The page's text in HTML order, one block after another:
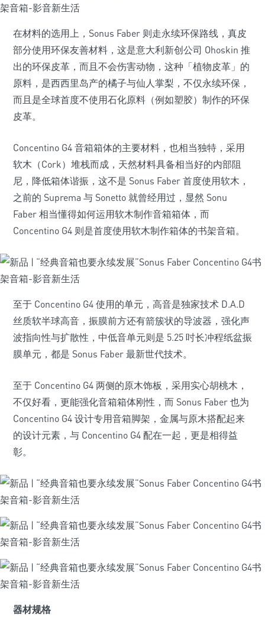
在材料的选用上，Sonus Faber 则走永续环保路线，真皮
部分使用环保友善材料，这是意大利新创公司 Ohoskin 推
出的环保皮革，而且不会伤害动物，这种「植物皮革」的
原料，是西西里岛产的橘子与仙人掌梨，不仅永续环保，
而且是全球首度不使用石化原料（例如塑胶）制作的环保
皮革。
Concentino G4 音箱箱体的主要材料，也相当独特，采用
软木（Cork）堆栈而成，天然材料具备相当好的内部阻
尼，降低箱体谐振，这不是 Sonus Faber 首度使用软木，
之前的 Suprema 与 Sonetto 就曾经用过，显然 Sonu
Faber 相当懂得如何运用软木制作音箱箱体，而
Concentino G4 则是首度使用软木制作箱体的书架音箱。
至于 Concentino G4 使用的单元，高音是独家技术 D.A.D
丝质软半球高音，振膜前方还有箭簇状的导波器，强化声
波指向性与扩散性，中低音单元则是 5.25 吋长冲程纸盆振
膜单元，都是 Sonus Faber 最新世代技术。
至于 Concentino G4 两侧的原木饰板，采用实心胡桃木，
不仅好看，更能强化音箱箱体刚性，而 Sonus Faber 也为
Concentino G4 设计专用音箱脚架，金属与原木搭配起来
的设计元素，与 Concentino G4 配在一起，更是相得益
彰。
器材规格